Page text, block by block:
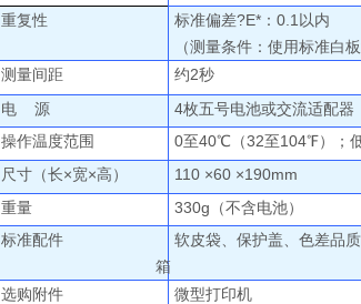
重复性
标准偏差?E*： 0.1以内
（测量条件：使用标准白
测量间距
约2秒
电
源
4枚五号电池或交流适配器
操作温度范围
0至40℃（32至104℉）；
尺寸（长×宽×高）
110 ×60 ×190mm
重量
330g（不含电池）
标准配件
软皮袋、保护盖、色差品
箱
选购附件
微型打印机